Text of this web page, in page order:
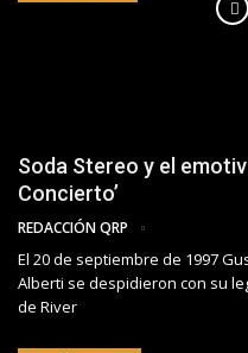
Soda Stereo y el
Concierto’
REDACCIÓN QRP
El 20 de septiembre de 1997
Alberti se despidieron con su
de River